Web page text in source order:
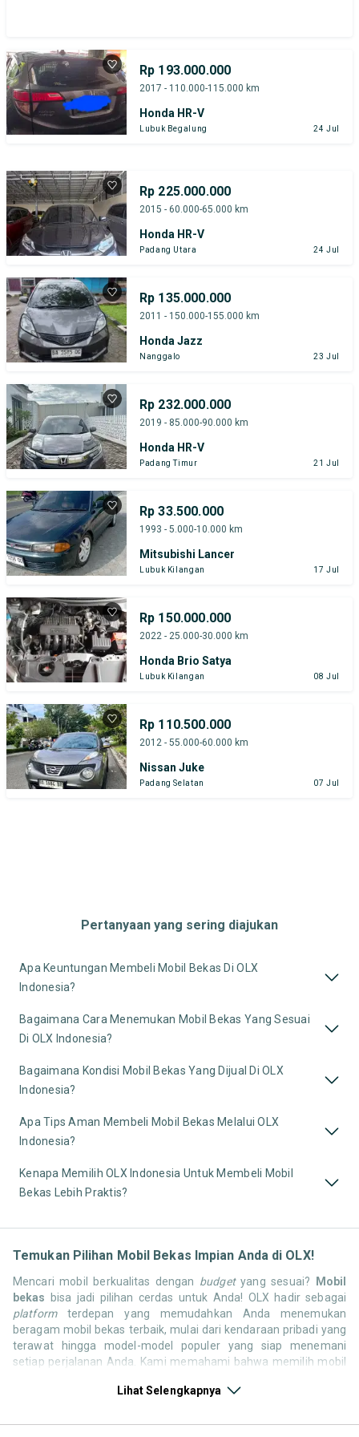
Rp 193.000.000
2017 - 110.000-115.000 km
Honda HR-V
Lubuk Begalung 24 Jul
Rp 225.000.000
2015 - 60.000-65.000 km
Honda HR-V
Padang Utara 24 Jul
Rp 135.000.000
2011 - 150.000-155.000 km
Honda Jazz
Nanggalo 23 Jul
Rp 232.000.000
2019 - 85.000-90.000 km
Honda HR-V
Padang Timur 21 Jul
Rp 33.500.000
1993 - 5.000-10.000 km
Mitsubishi Lancer
Lubuk Kilangan 17 Jul
Rp 150.000.000
2022 - 25.000-30.000 km
Honda Brio Satya
Lubuk Kilangan 08 Jul
Rp 110.500.000
2012 - 55.000-60.000 km
Nissan Juke
Padang Selatan 07 Jul
Pertanyaan yang sering diajukan
Apa Keuntungan Membeli Mobil Bekas Di OLX
Indonesia?
Bagaimana Cara Menemukan Mobil Bekas Yang Sesuai
Di OLX Indonesia?
Bagaimana Kondisi Mobil Bekas Yang Dijual Di OLX
Indonesia?
Apa Tips Aman Membeli Mobil Bekas Melalui OLX
Indonesia?
Kenapa Memilih OLX Indonesia Untuk Membeli Mobil
Bekas Lebih Praktis?
Temukan Pilihan Mobil Bekas Impian Anda di OLX!
Mencari mobil berkualitas dengan budgetyang sesuai? Mobil
bekas bisa jadi pilihan cerdas untuk Anda! OLX hadir sebagai
platformterdepan yang memudahkan Anda menemukan
beragam mobil bekas terbaik, mulai dari kendaraan pribadi yang
terawat hingga model-model populer yang siap menemani
setiap perjalanan Anda. Kami memahami bahwa memilih mobil
ribuan daftar dari penjual terpercaya di seluruh Indonesia.
dengan gaya hidup, kebutuhan, danbudgetAnda!
Lihat Selengkapnya